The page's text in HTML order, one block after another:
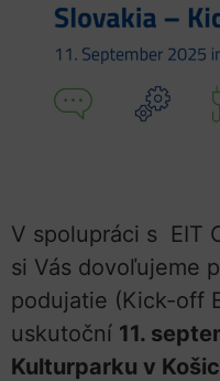
V spolupráci s EIT
si Vás dovoľujeme
podujatie (Kick-off
uskutoční 11.
Kulturparku v